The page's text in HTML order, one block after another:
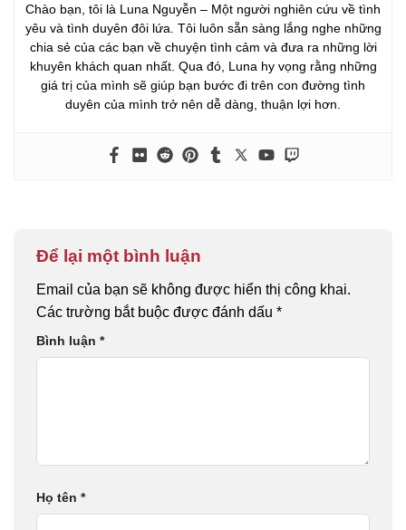
Chào bạn, tôi là Luna Nguyễn – Một người nghiên cứu về tình
yêu và tình duyên đôi lứa. Tôi luôn sẵn sàng lắng nghe những
chia sẻ của các bạn về chuyện tình cảm và đưa ra những lời
khuyên khách quan nhất. Qua đó, Luna hy vọng rằng những
giá trị của mình sẽ giúp bạn bước đi trên con đường tình
duyên của mình trở nên dễ dàng, thuận lợi hơn.
Để lại một bình luận
Email của bạn sẽ không được hiển thị công khai.
Các trường bắt buộc được đánh dấu *
Bình luận *
Họ tên *